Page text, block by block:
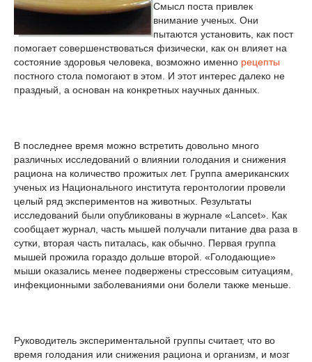
Смысл поста привлек
внимание ученых. Они
пытаются установить, как пост
помогает совершенствоваться физически, как он влияет на
состояние здоровья человека, возможно именно рецепты
постного стола помогают в этом. И этот интерес далеко не
праздный, а основан на конкретных научных данных.
В последнее время можно встретить довольно много
различных исследований о влиянии голодания и снижения
рациона на количество прожитых лет. Группа американских
ученых из Национального института геронтологии провели
целый ряд экспериментов на животных. Результаты
исследований были опубликованы в журнале «Lancet». Как
сообщает журнал, часть мышей получали питание два раза в
сутки, вторая часть питалась, как обычно. Первая группа
мышей прожила гораздо дольше второй. «Голодающие»
мыши оказались менее подвержены стрессовым ситуациям,
инфекционными заболеваниями они болели также меньше.
Руководитель экспериментальной группы считает, что во
время голодания или снижения рациона и организм, и мозг